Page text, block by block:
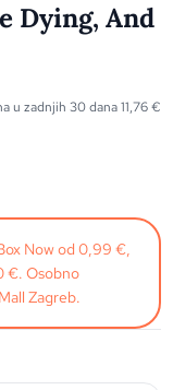
Dying, And
u zadnjih 30 dana11,76€
Now od 0,99 €,
€. Osobno
Zagreb.